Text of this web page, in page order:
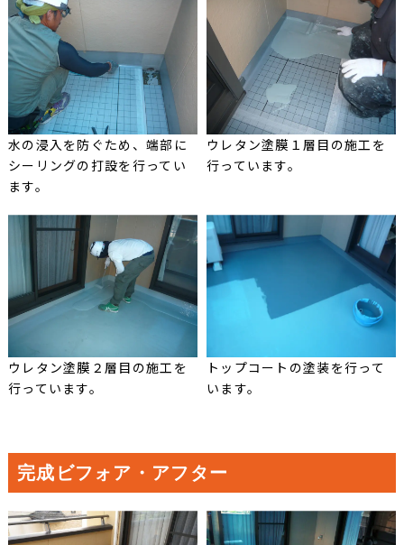
水の浸入を防ぐため、端部に
シーリングの打設を行ってい
ます。
ウレタン塗膜１層目の施工を
行っています。
ウレタン塗膜２層目の施工を
行っています。
トップコートの塗装を行って
います。
完成ビフォア・アフター